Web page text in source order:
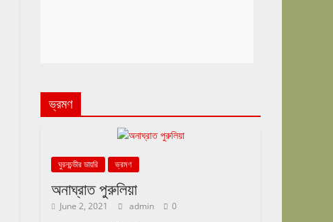
ভ্রমণ
ঘুরনচন্ডীর ডায়রি ভ্রমণ
অনাঘ্রাত পুরুলিয়া
June 2, 2021 admin 0